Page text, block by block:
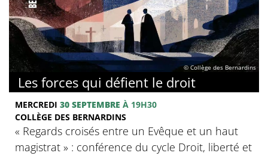
© Collège des Bernardins
Les forces qui défient le droit
MERCREDI 30 SEPTEMBRE À 19H30
COLLÈGE DES BERNARDINS
« Regards croisés entre un Evêque et un haut
magistrat » : conférence du cycle Droit, liberté et